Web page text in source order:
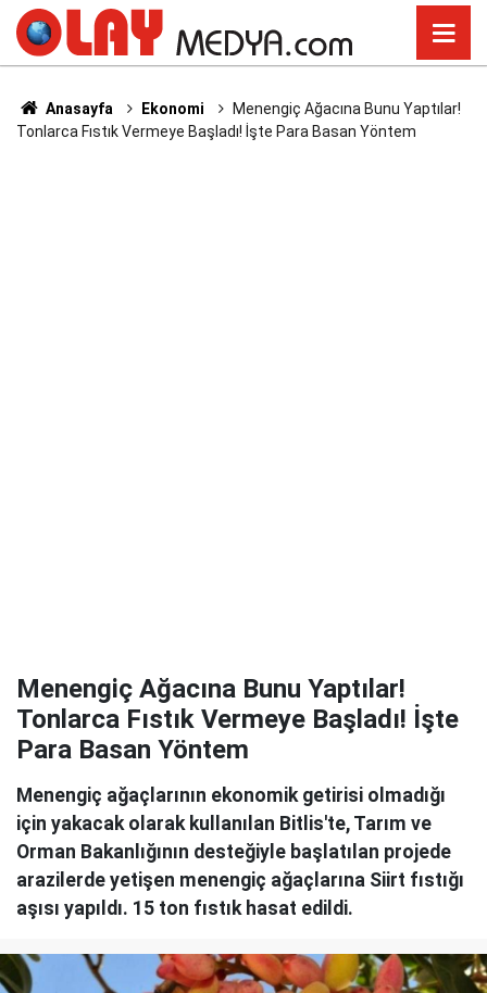
Anasayfa Ekonomi
Menengiç Ağacına Bunu Yaptılar!
Tonlarca Fıstık Vermeye Başladı! İşte Para Basan Yöntem
Menengiç Ağacına Bunu Yaptılar!
Tonlarca Fıstık Vermeye Başladı! İşte
Para Basan Yöntem
Menengiç ağaçlarının ekonomik getirisi olmadığı
için yakacak olarak kullanılan Bitlis'te, Tarım ve
Orman Bakanlığının desteğiyle başlatılan projede
arazilerde yetişen menengiç ağaçlarına Siirt fıstığı
aşısı yapıldı. 15 ton fıstık hasat edildi.